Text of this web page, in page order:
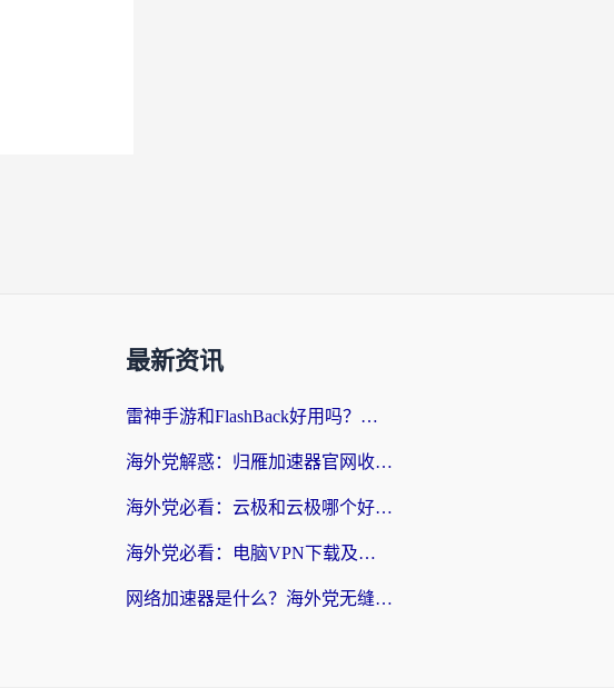
最新资讯
雷神手游和FlashBack好用吗？海外党亲测指南，避开破解版坑轻松访问国内资源
海外党解惑：归雁加速器官网收费吗？+3个回国加速问题的真实答案
海外党必看：云极和云极哪个好？3分钟选对回国加速器，无缝访问国内资源
海外党必看：电脑VPN下载及回国加速器选择指南——无缝访问国内资源不再难
网络加速器是什么？海外党无缝刷剧、看NBA的实用指南